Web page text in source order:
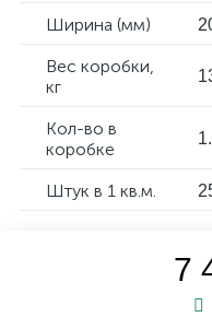
Ширина (мм)
Вес коробки,
кг
Кол-во в
коробке
Штук в 1 кв.м.
7